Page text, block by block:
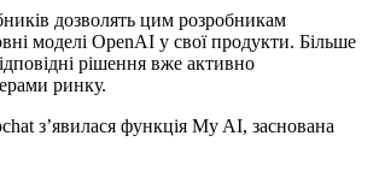
дозволять цим розробникам
моделі OpenAI у свої продукти. Більше
рішення вже активно
ринку.
з’явилася функція My AI, заснована